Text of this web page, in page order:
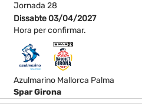
Jornada 28
Dissabte 03/04/2027
Hora per confirmar.
Azulmarino Mallorca Palma
Spar Girona